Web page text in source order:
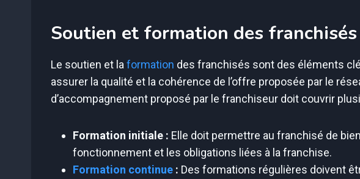
Soutien et formation des franchisés
Le soutien et la formation des franchisés sont des éléments
assurer la qualité et la cohérence de l’offre proposée par le
d’accompagnement proposé par le franchiseur doit couvrir
Formation initiale : Elle doit permettre au franchisé de
fonctionnement et les obligations liées à la franchise.
Formation continue : Des formations régulières doivent